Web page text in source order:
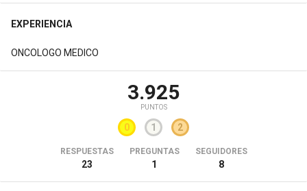
EXPERIENCIA
ONCOLOGO MEDICO
3.925
PUNTOS
0 1 2
RESPUESTAS
23
PREGUNTAS
1
SEGUIDORES
8